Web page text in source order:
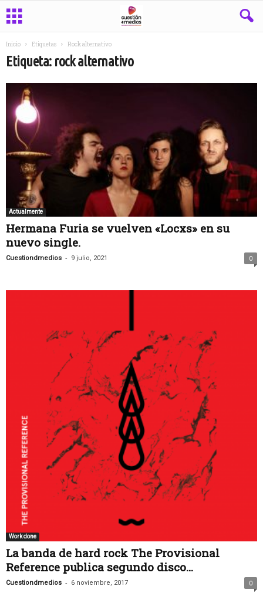
Inicio Etiquetas Rock alternativo
Etiqueta: rock alternativo
Actualmente
Hermana Furia se vuelven «Locxs» en su
nuevo single.
Cuestiondmedios - 9 julio, 2021 0
Work done
La banda de hard rock The Provisional
Reference publica segundo disco...
Cuestiondmedios - 6 noviembre, 2017 0